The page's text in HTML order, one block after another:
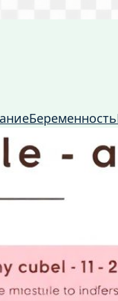
Беременность